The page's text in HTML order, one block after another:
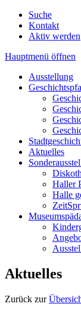
Suche
Kontakt
Aktiv werden
Hauptmenü öffnen
Ausstellung
Aktuelles
Haller
Halle
Aktuelles
Zurück zur